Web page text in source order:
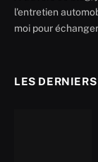
l'entretien
moi pour
LES